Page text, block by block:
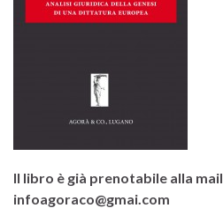
Il libro è già prenotabile alla mail
infoagoraco@gmai.com